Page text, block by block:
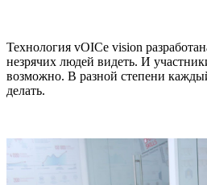
Технология vOICe vision
незрячих людей видеть. И
возможно. В разной степени
делать.